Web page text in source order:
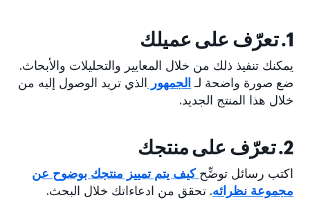
1. تعرّف على عميلك
يمكنك تنفيذ ذلك من خلال المعايير والتحليلات والأبحاث.
ضع صورة واضحة لـ الجمهور الذي تريد الوصول إليه من
خلال هذا المنتج الجديد.
2. تعرّف على منتجك
اكتب رسائل توضِّح كيف يتم تمييز منتجك بوضوح عن
مجموعة نظرائه. تحقق من ادعاءاتك خلال البحث.